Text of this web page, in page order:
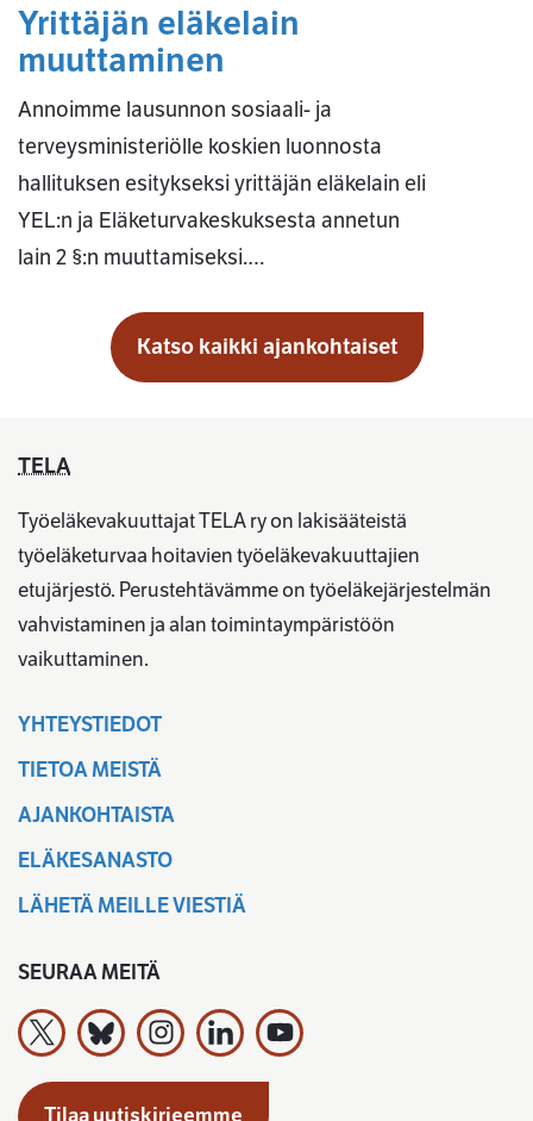
Yrittäjän eläkelain
muuttaminen
Annoimme lausunnon sosiaali- ja
terveysministeriölle koskien luonnosta
hallituksen esitykseksi yrittäjän eläkelain eli
YEL:n ja Eläketurvakeskuksesta annetun
lain 2 §:n muuttamiseksi.…
Katso kaikki ajankohtaiset
TELA
Työeläkevakuuttajat TELA ry on lakisääteistä
työeläketurvaa hoitavien työeläkevakuuttajien
etujärjestö. Perustehtävämme on työeläkejärjestelmän
vahvistaminen ja alan toimintaympäristöön
vaikuttaminen.
YHTEYSTIEDOT
TIETOA MEISTÄ
AJANKOHTAISTA
ELÄKESANASTO
LÄHETÄ MEILLE VIESTIÄ
SEURAA MEITÄ
Työeläkevakuuttajat TELA ry X:ssä
Työeläkevakuuttajat TELA ry Bluesky:ssa
Työeläkevakuuttajat TELA ry
Työeläkevakuuttajat TELA ry
Työeläkevakuuttajat TELA ry
Tilaa uutiskirjeemme